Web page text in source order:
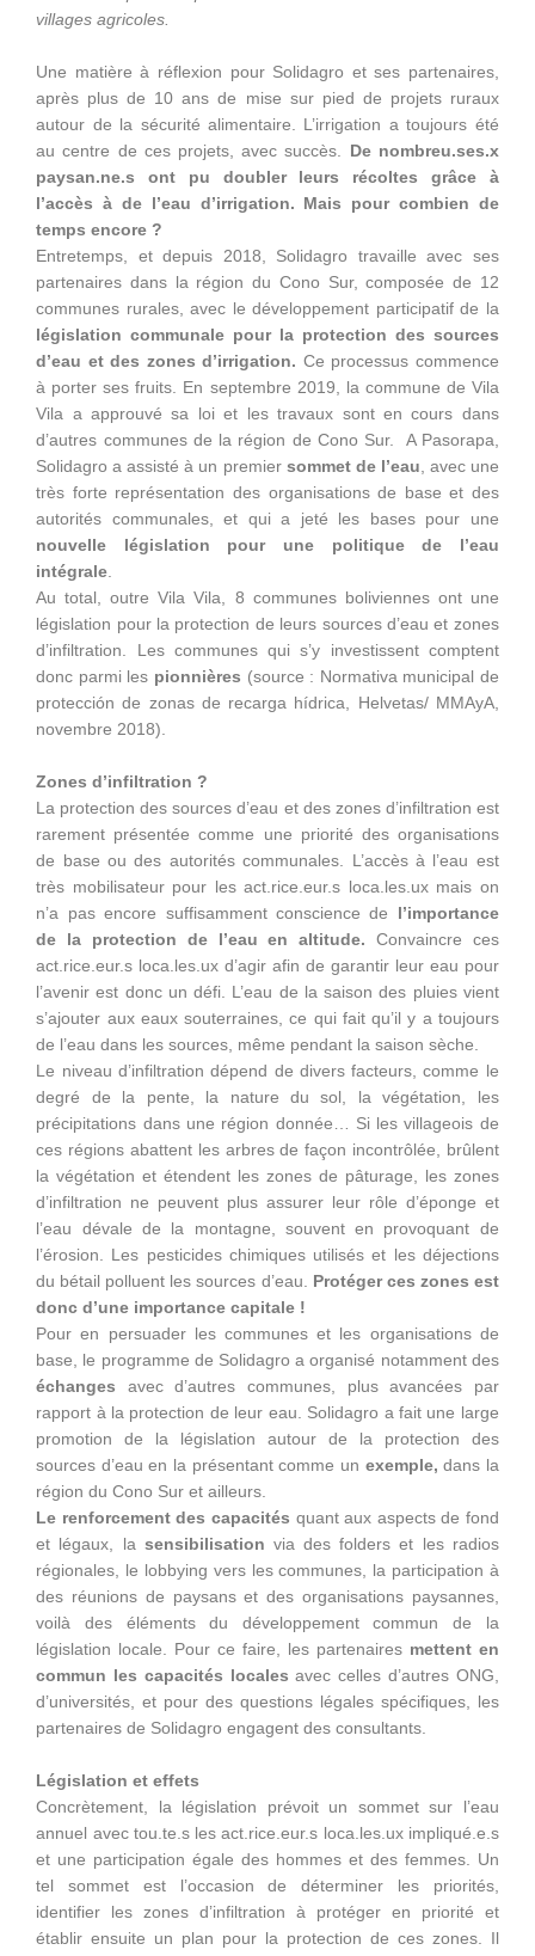
villages agricoles.
Une matière à réflexion pour Solidagro et ses partenaires,
après plus de 10 ans de mise sur pied de projets ruraux
autour de la sécurité alimentaire. L’irrigation a toujours été
au centre de ces projets, avec succès.
De nombreu.ses.x
paysan.ne.s ont pu doubler leurs récoltes grâce à
l’accès à de l’eau d’irrigation. Mais pour combien de
temps encore ?
Entretemps, et depuis 2018, Solidagro travaille avec ses
partenaires dans la région du Cono Sur, composée de 12
communes rurales, avec le développement participatif de la
législation communale pour la protection des sources
d’eau et des zones d’irrigation. Ce processus commence
à porter ses fruits. En septembre 2019, la commune de Vila
Vila a approuvé sa loi et les travaux sont en cours dans
d’autres communes de la région de Cono Sur. A Pasorapa,
Solidagro a assisté à un premier sommet de l’eau , avec une
très forte représentation des organisations de base et des
autorités communales, et qui a jeté les bases pour une
nouvelle législation pour une politique de l’eau
intégrale
Au total, outre Vila Vila, 8 communes boliviennes ont une
législation pour la protection de leurs sources d’eau et zones
d’infiltration. Les communes qui s’y investissent comptent
donc parmi les pionnières (source : Normativa municipal de
protección de zonas de recarga hídrica, Helvetas/ MMAyA,
novembre 2018).
Zones d’infiltration ?
La protection des sources d’eau et des zones d’infiltration est
rarement présentée comme une priorité des organisations
de base ou des autorités communales. L’accès à l’eau est
très mobilisateur pour les act.rice.eur.s loca.les.ux mais on
n’a pas encore suffisamment conscience de
l’importance
de la protection de l’eau en altitude. Convaincre ces
act.rice.eur.s loca.les.ux d’agir afin de garantir leur eau pour
l’avenir est donc un défi. L’eau de la saison des pluies vient
s’ajouter aux eaux souterraines, ce qui fait qu’il y a toujours
de l’eau dans les sources, même pendant la saison sèche.
Le niveau d’infiltration dépend de divers facteurs, comme le
degré de la pente, la nature du sol, la végétation, les
précipitations dans une région donnée… Si les villageois de
ces régions abattent les arbres de façon incontrôlée, brûlent
la végétation et étendent les zones de pâturage, les zones
d’infiltration ne peuvent plus assurer leur rôle d’éponge et
l’eau dévale de la montagne, souvent en provoquant de
l’érosion. Les pesticides chimiques utilisés et les déjections
du bétail polluent les sources d’eau.
Protéger ces zones est
donc d’une importance capitale !
Pour en persuader les communes et les organisations de
base, le programme de Solidagro a organisé notamment des
échanges avec d’autres communes, plus avancées par
rapport à la protection de leur eau. Solidagro a fait une large
promotion de la législation autour de la protection des
sources d’eau en la présentant comme un exemple, dans la
région du Cono Sur et ailleurs.
Le renforcement des capacités quant aux aspects de fond
et légaux, la sensibilisation via des folders et les radios
régionales, le lobbying vers les communes, la participation à
des réunions de paysans et des organisations paysannes,
voilà des éléments du développement commun de la
législation locale. Pour ce faire, les partenaires mettent en
commun les capacités locales avec celles d’autres ONG,
d’universités, et pour des questions légales spécifiques, les
partenaires de Solidagro engagent des consultants.
Législation et effets
Concrètement, la législation prévoit un sommet sur l’eau
annuel avec tou.te.s les act.rice.eur.s loca.les.ux impliqué.e.s
et une participation égale des hommes et des femmes. Un
tel sommet est l’occasion de déterminer les priorités,
identifier les zones d’infiltration à protéger en priorité et
établir ensuite un plan pour la protection de ces zones. Il